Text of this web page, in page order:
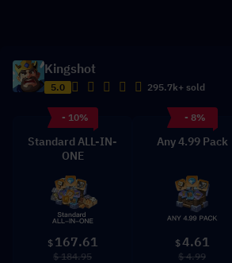
Kingshot
5.0 295.7k+ sold
- 10%
Standard ALL-IN-
ONE
$ 167.61
$ 184.95
- 8%
Any 4.99 Pack
$4.61
$ 4.99